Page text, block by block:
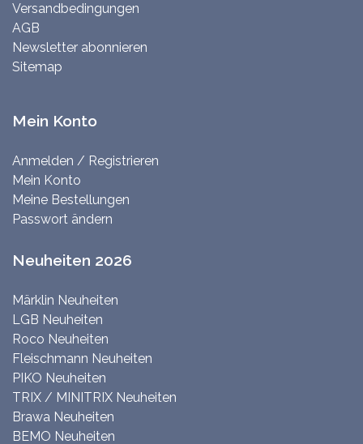
Versandbedingungen
AGB
Newsletter abonnieren
Sitemap
Mein Konto
Anmelden / Registrieren
Mein Konto
Meine Bestellungen
Passwort ändern
Neuheiten 2026
Märklin Neuheiten
LGB Neuheiten
Roco Neuheiten
Fleischmann Neuheiten
PIKO Neuheiten
TRIX / MINITRIX Neuheiten
Brawa Neuheiten
BEMO Neuheiten